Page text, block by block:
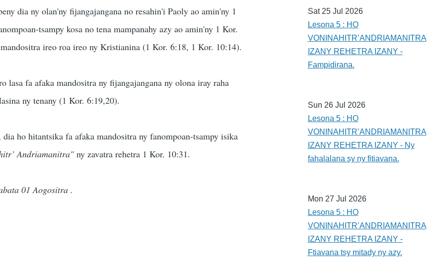
dia ny olan'ny fijangajangana no resahin'i Paoly ao amin'ny 1
tsampy kosa no tena mampanahy azy ao amin'ny 1 Kor.
ireo roa ireo ny Kristianina (1 Kor. 6:18, 1 Kor. 10:14).
lasa fa afaka mandositra ny fijangajangana ny olona iray raha
ny tenany (1 Kor. 6:19,20).
ho hitantsika fa afaka mandositra ny fanompoan-tsampy isika
Andriamanitra"ny zavatra rehetra 1 Kor. 10:31.
01 Aogositra .
Sat 25 Jul 2026
Lesona 5 : HO
VONINAHITR’ANDRIAMANITRA
IZANY REHETRA IZANY -
Fampidirana.
Sun 26 Jul 2026
Lesona 5 : HO
VONINAHITR’ANDRIAMANITRA
IZANY REHETRA IZANY - Ny
fahalalana sy ny fitiavana.
Mon 27 Jul 2026
Lesona 5 : HO
VONINAHITR’ANDRIAMANITRA
IZANY REHETRA IZANY -
Ftiavana tsy mitady ny azy.